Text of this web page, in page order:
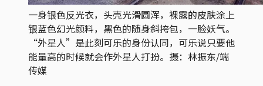
一身银色反光衣，头壳光滑圆浑，裸露的皮肤涂上
银蓝色幻光颜料，黑色的随身斜挎包，一脸妖气。
“外星人”是此刻可乐的身份认同，可乐说只要他
能量高的时候就会作外星人打扮。摄：林振东/端
传媒